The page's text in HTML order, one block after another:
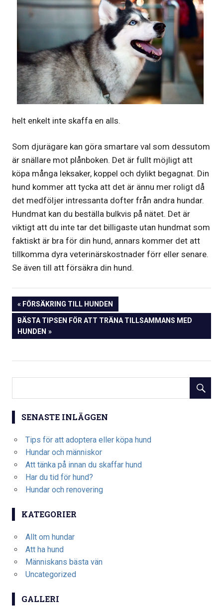
helt enkelt inte skaffa en alls.
Som djurägare kan göra smartare val som dessutom
är snällare mot plånboken. Det är fullt möjligt att
köpa många leksaker, koppel och dylikt begagnat. Din
hund kommer att tycka att det är ännu mer roligt då
det medföljer intressanta dofter från andra hundar.
Hundmat kan du beställa bulkvis på nätet. Det är
viktigt att du inte tar det billigaste utan hundmat som
faktiskt är bra för din hund, annars kommer det att
tillkomma dyra veterinärskostnader förr eller senare.
Se även till att försäkra din hund.
Inläggsnavigering
PREVIOUS
POST:
FÖRSÄKRING TILL HUNDEN
NEXT
POST:
BÄSTA TIPSEN FÖR ATT TRÄNA TILLSAMMANS MED
HUNDEN
SENASTE INLÄGGEN
Tips för att adoptera eller köpa hund
Hundar och människor
Att tänka på innan du skaffar hund
Har du tid för hund?
Hundar och renovering
KATEGORIER
Allt om hundar
Att ha hund
Människans bästa vän
Uncategorized
GALLERI